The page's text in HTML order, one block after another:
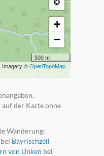
+
−
500 m
Imagery ©OpenTopoMap
der Karte ohne
Wanderung:
Bayrischzell
von Unken bei